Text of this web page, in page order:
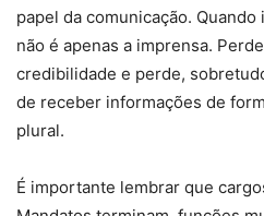
papel da comunicação.
não é apenas a imprensa.
credibilidade e perde,
de receber informações de
plural.
É importante lembrar que